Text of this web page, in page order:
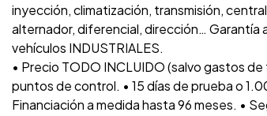
inyección, climatización, transmisión,
alternador, diferencial, dirección… Garantía
vehículos INDUSTRIALES.
• Precio TODO INCLUIDO (salvo gastos
puntos de control. • 15 días de prueba o
Financiación a medida hasta 96 meses. •